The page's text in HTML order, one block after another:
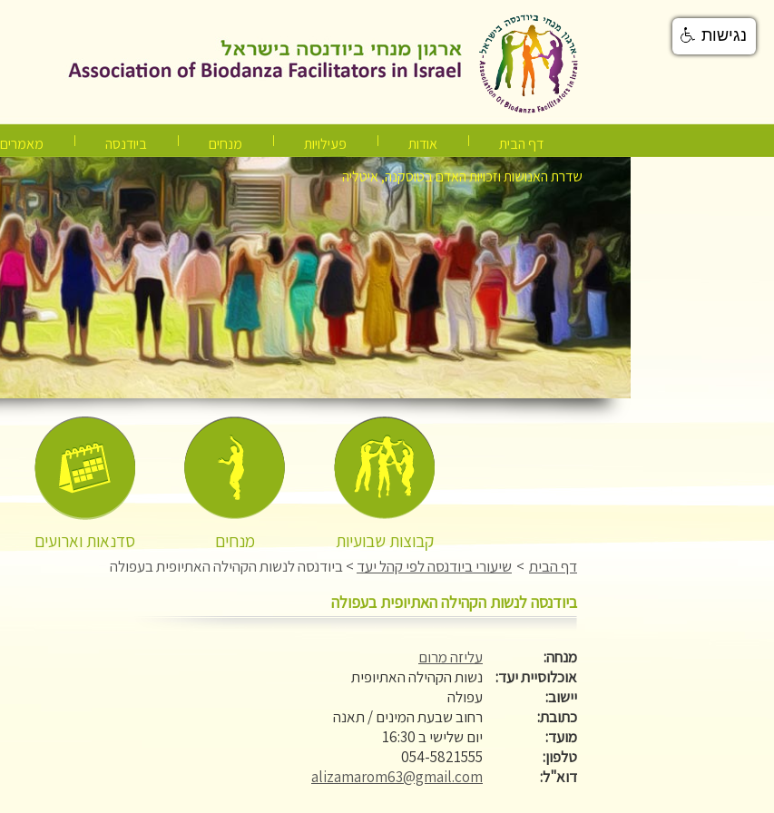
דף הבית אודות פעילויות מנחים ביודנסה מאמרים
שדרת האנושות וזכויות האדם בטוסקנה, איטליה
קבוצות שבועיות מנחים סדנאות וארועים
דף הבית > שיעורי ביודנסה לפי קהל יעד > ביודנסה לנשות הקהילה האתיופית בעפולה
ביודנסה לנשות הקהילה האתיופית בעפולה
מנחה:
עליזה מרום
אוכלוסיית יעד:
נשות הקהילה האתיופית
יישוב:
עפולה
כתובת:
רחוב שבעת המינים / תאנה
מועד:
יום שלישי ב 16:30
טלפון:
054-5821555
דוא"ל:
alizamarom63@gmail.com
נגישות